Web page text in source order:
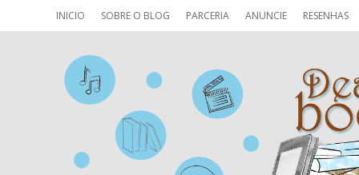
INICIO SOBRE O BLOG PARCERIA ANUNCIE RESENHAS